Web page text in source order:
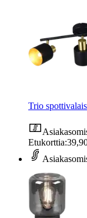
Trio
Etukorttia: